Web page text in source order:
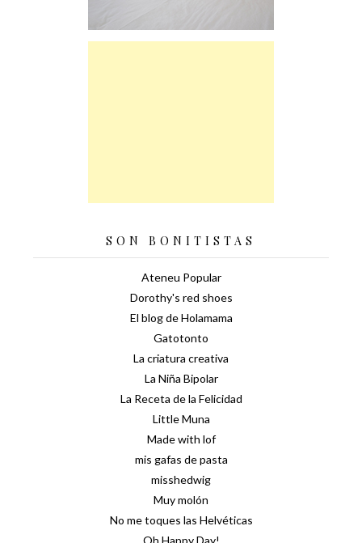
SON BONITISTAS
Ateneu Popular
Dorothy's red shoes
El blog de Holamama
Gatotonto
La criatura creativa
La Niña Bipolar
La Receta de la Felicidad
Little Muna
Made with lof
mis gafas de pasta
misshedwig
Muy molón
No me toques las Helvéticas